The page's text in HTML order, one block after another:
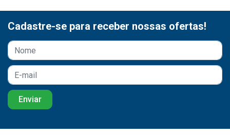
Cadastre-se para receber nossas ofertas!